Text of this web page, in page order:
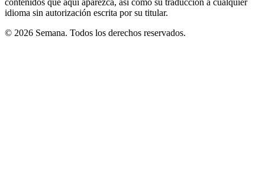
idioma sin autorización escrita por su titular.
© 2026 Semana. Todos los derechos reservados.